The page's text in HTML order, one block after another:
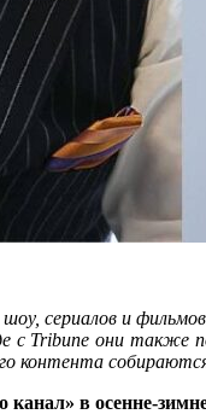
шоу, сериалов и
с Tribune они также
контента
в осенне-